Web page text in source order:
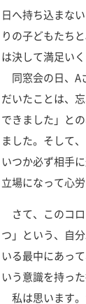
日へ持ち込まな
りの子どもたち
は決して満足い
同窓会の日、A
だいたことは、
できました」と
ました。そして
いつか必ず相手
立場になって心
さて、このコロ
つ」という、自
いる最中にあっ
いう意識を持っ
私は思います。